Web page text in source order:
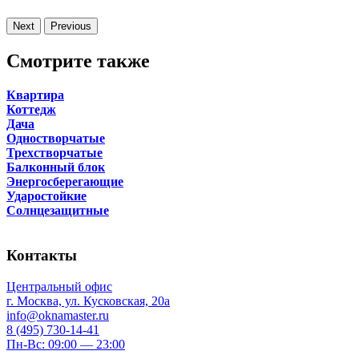
Next Previous
Смотрите также
Квартира
Коттедж
Дача
Одностворчатые
Трехстворчатые
Балконный блок
Энергосберегающие
Ударостойкие
Солнцезащитные
Контакты
Центральный офис
г. Москва, ул. Кусковская, 20а
info@oknamaster.ru
8 (495) 730-14-41
Пн-Вс: 09:00 — 23:00